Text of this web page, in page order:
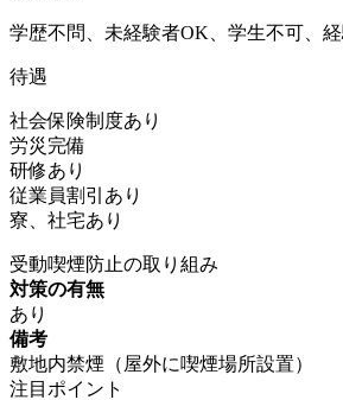
学歴不問、未経験者OK、学生不可、
待遇
社会保険制度あり
労災完備
研修あり
従業員割引あり
寮、社宅あり
受動喫煙防止の取り組み
対策の有無
あり
備考
敷地内禁煙（屋外に喫煙場所設置）
注目ポイント